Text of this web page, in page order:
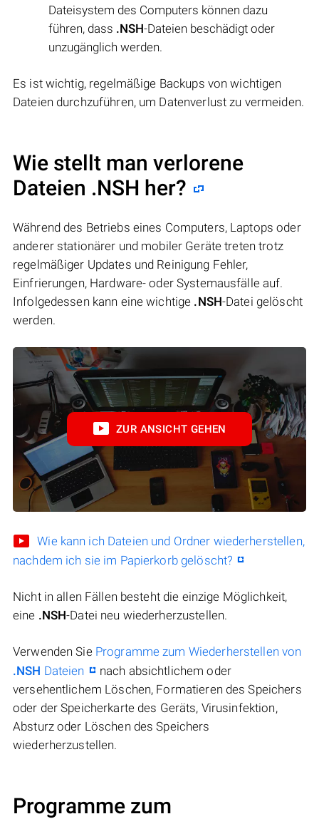
Dateisystem des Computers können dazu
führen, dass .NSH-Dateien beschädigt oder
unzugänglich werden.
Es ist wichtig, regelmäßige Backups von wichtigen
Dateien durchzuführen, um Datenverlust zu vermeiden.
Wie stellt man verlorene
Dateien .NSH her?
Während des Betriebs eines Computers, Laptops oder
anderer stationärer und mobiler Geräte treten trotz
regelmäßiger Updates und Reinigung Fehler,
Einfrierungen, Hardware- oder Systemausfälle auf.
Infolgedessen kann eine wichtige .NSH-Datei gelöscht
werden.
ZUR ANSICHT GEHEN
Wie kann ich Dateien und Ordner wiederherstellen,
nachdem ich sie im Papierkorb gelöscht?
Nicht in allen Fällen besteht die einzige Möglichkeit,
eine .NSH-Datei neu wiederherzustellen.
Verwenden Sie Programme zum Wiederherstellen von
.NSH Dateien
nach absichtlichem oder
versehentlichem Löschen, Formatieren des Speichers
oder der Speicherkarte des Geräts, Virusinfektion,
Absturz oder Löschen des Speichers
wiederherzustellen.
Programme zum